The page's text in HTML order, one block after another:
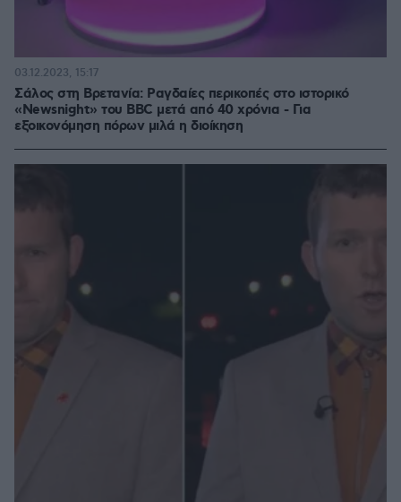
Σάλος στη Βρετανία: Ραγδαίες περικοπές στο ιστορικό
«Newsnight» του BBC μετά από 40 χρόνια - Για
εξοικονόμηση πόρων μιλά η διοίκηση
03.12.2023, 15:17